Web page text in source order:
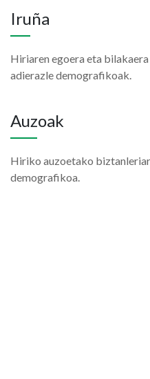
Iruña
Hiriaren egoera eta
adierazle demografikoak.
Auzoak
Hiriko auzoetako
demografikoa.